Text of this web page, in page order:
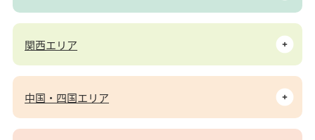
関西エリア
中国・四国エリア